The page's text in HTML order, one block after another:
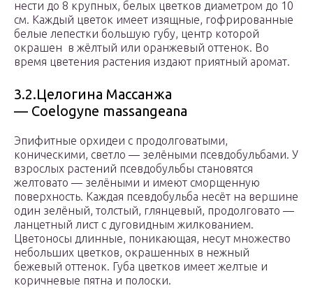
нести до 8 крупных, белых цветков диаметром до 10
см. Каждый цветок имеет изящные, гофрированные
белые лепестки большую губу, центр которой
окрашен в жёлтый или оранжевый оттенок. Во
время цветения растения издают приятный аромат.
3.2.Целогина Массанжа
— Coelogyne massangeana
Эпифитные орхидеи с продолговатыми,
коническими, светло — зелёными псевдобульбами. У
взрослых растений псевдобульбы становятся
желтовато — зелёными и имеют сморщенную
поверхность. Каждая псевдобульба несёт на вершине
один зелёный, толстый, глянцевый, продолговато —
ланцетный лист с дуговидным жилкованием.
Цветоносы длинные, поникающая, несут множество
небольших цветков, окрашенных в нежный
бежевый оттенок. Губа цветков имеет желтые и
коричневые пятна и полоски.